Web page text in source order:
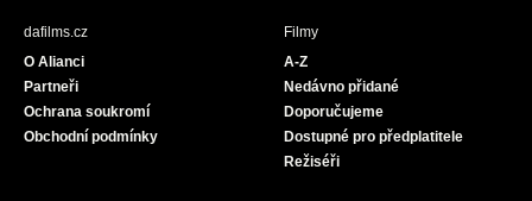
dafilms.cz
O Alianci
Partneři
Ochrana soukromí
Obchodní podmínky
Filmy
A-Z
Nedávno přidané
Doporučujeme
Dostupné pro předplatitele
Režiséři